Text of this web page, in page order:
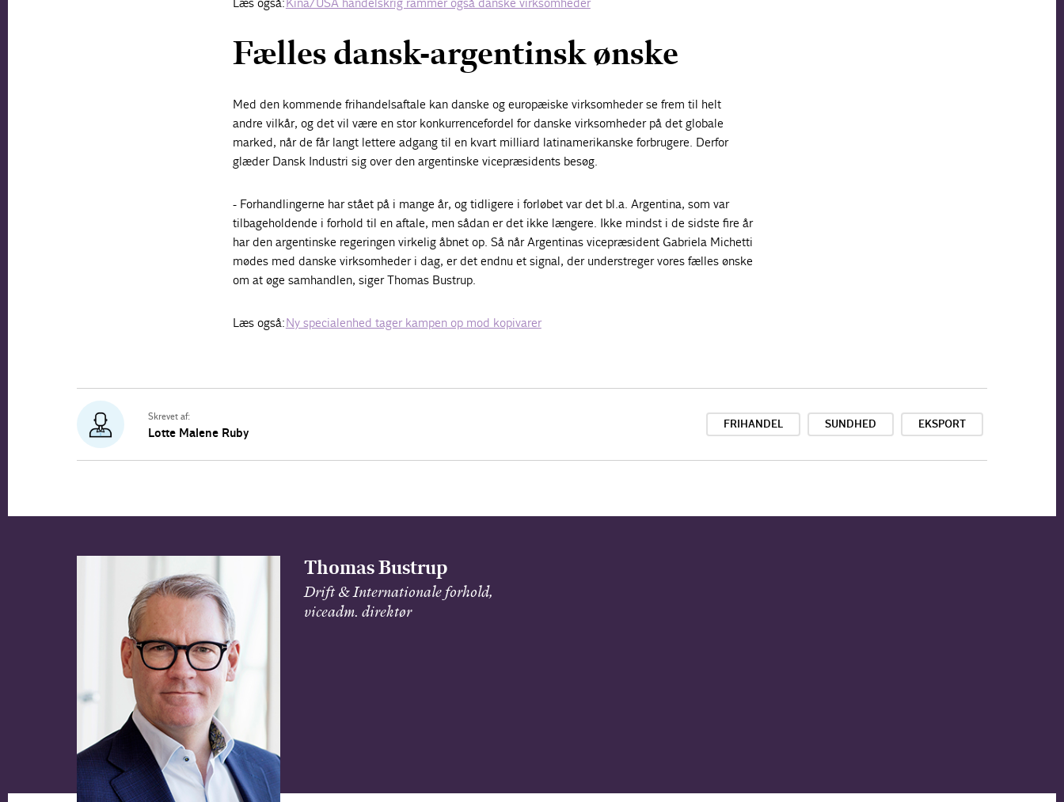
Fælles dansk-argentinsk ønske
Med den kommende frihandelsaftale kan danske og europæiske virksomheder se frem til helt
andre vilkår, og det vil være en stor konkurrencefordel for danske virksomheder på det globale
marked, når de får langt lettere adgang til en kvart milliard latinamerikanske forbrugere. Derfor
glæder Dansk Industri sig over den argentinske vicepræsidents besøg.
- Forhandlingerne har stået på i mange år, og tidligere i forløbet var det bl.a. Argentina, som var
tilbageholdende i forhold til en aftale, men sådan er det ikke længere. Ikke mindst i de sidste fire år
har den argentinske regeringen virkelig åbnet op. Så når Argentinas vicepræsident Gabriela Michetti
mødes med danske virksomheder i dag, er det endnu et signal, der understreger vores fælles ønske
om at øge samhandlen, siger Thomas Bustrup.
Læs også:Ny specialenhed tager kampen op mod kopivarer
Skrevet af:
Lotte Malene Ruby
FRIHANDEL SUNDHED EKSPORT
Thomas Bustrup
Drift & Internationale forhold,
viceadm. direktør